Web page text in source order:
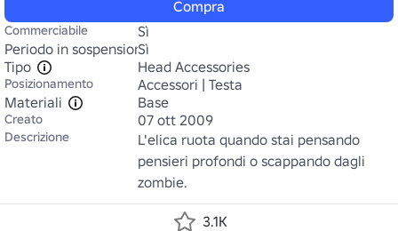
Compra
Commerciabile
Sì
Periodo in sospensione
Sì
Tipo
Head Accessories
Posizionamento
Accessori | Testa
Materiali
Base
Creato 07 ott 2009
Descrizione
L'elica ruota quando stai pensando
pensieri profondi o scappando dagli
zombie.
3.1K